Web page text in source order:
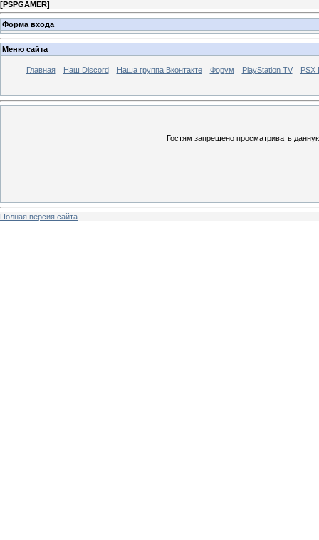
[PSPGAMER]
Форма входа
Меню сайта
Главная Наш Discord Наша группа Вконтакте Форум PlayStation TV PSX
Гостям запрещено просматривать
Полная версия сайта